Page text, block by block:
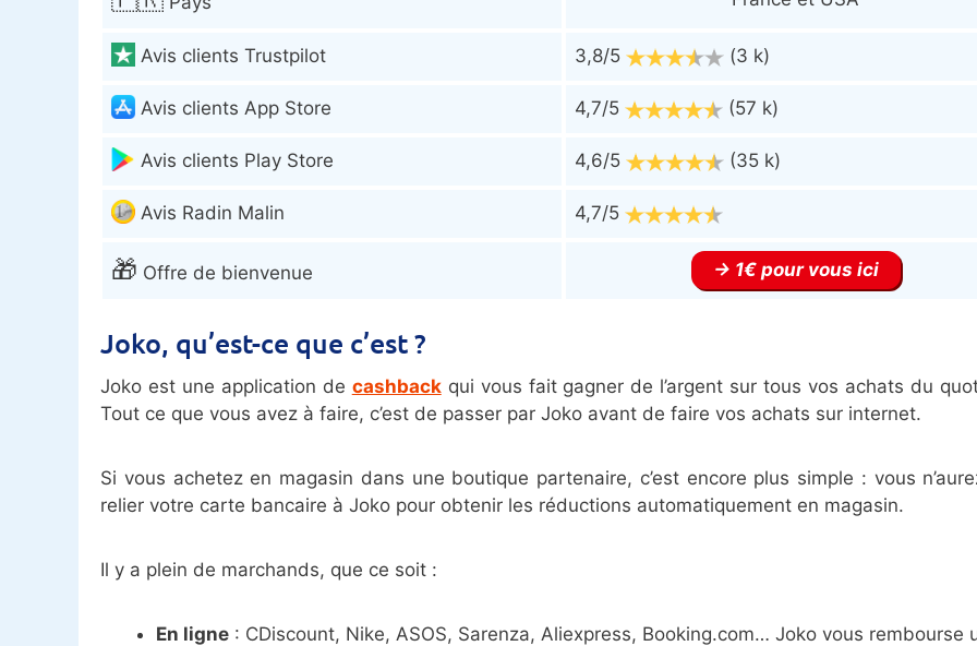
Avis clients Trustpilot 3,8/5 (3 k)
Avis clients App Store 4,7/5 (57 k)
Avis clients Play Store 4,6/5 (35 k)
Avis Radin Malin 4,7/5
🎁 Offre de bienvenue 1€ pour vous ici
Joko, qu’est-ce que c’est ?
Joko est une application de cashbackqui vous fait gagner de l’argent sur tous vos achats du
Tout ce que vous avez à faire, c’est de passer par Joko avant de faire vos achats sur internet.
Si vous achetez en magasin dans une boutique partenaire, c’est encore plus simple : vous
relier votre carte bancaire à Joko pour obtenir les réductions automatiquement en magasin.
Il y a plein de marchands, que ce soit :
En ligne : CDiscount, Nike, ASOS, Sarenza, Aliexpress, Booking.com… Joko vous rembourse